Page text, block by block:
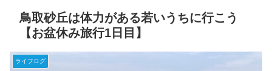
鳥取砂丘は体力がある若いうちに行こう
【お盆休み旅行1日目】
ライフログ